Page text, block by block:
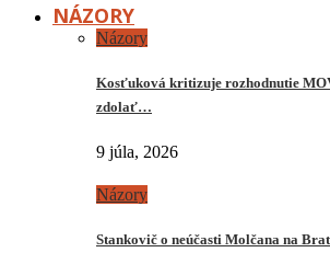
NÁZORY
Názory
Kosťuková kritizuje rozhodnutie
zdolať…
9 júla, 2026
Názory
Stankovič o neúčasti Molčana na